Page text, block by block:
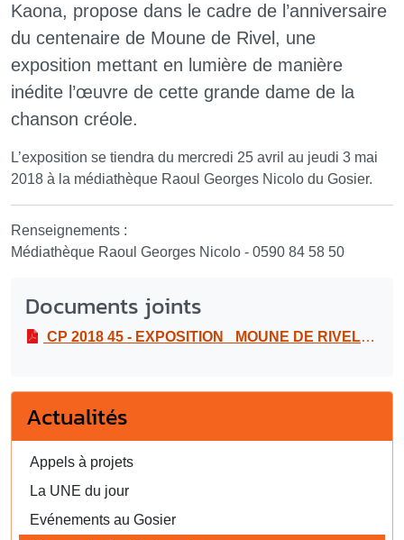
Kaona, propose dans le cadre de l’anniversaire
du centenaire de Moune de Rivel, une
exposition mettant en lumière de manière
inédite l’œuvre de cette grande dame de la
chanson créole.
L’exposition se tiendra du mercredi 25 avril au jeudi 3 mai
2018 à la médiathèque Raoul Georges Nicolo du Gosier.
Renseignements :
Médiathèque Raoul Georges Nicolo - 0590 84 58 50
Documents joints
CP 2018 45 - EXPOSITION _MOUNE DE RIVEL_, UNE VIE EN CHANSON
Actualités
Appels à projets
La UNE du jour
Evénements au Gosier